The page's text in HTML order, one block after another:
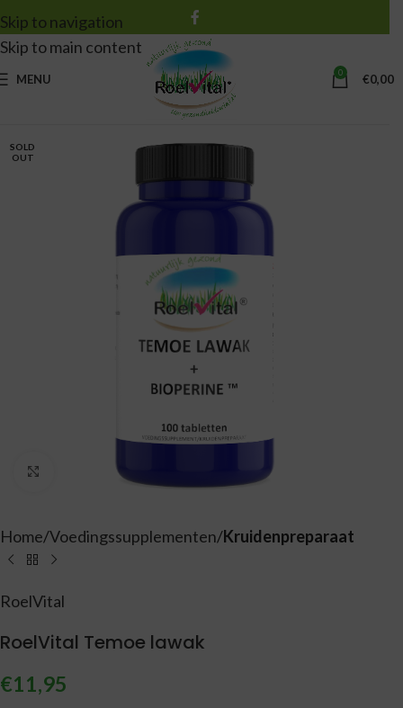
Skip to navigation
Skip to main content
MENU 0 €0,00
SOLD
OUT
Vergroten
Home Voedingssupplementen Kruidenpreparaat
RoelVital
RoelVital Temoe lawak
€11,95